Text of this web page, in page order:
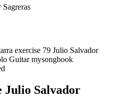
Julio Salvador